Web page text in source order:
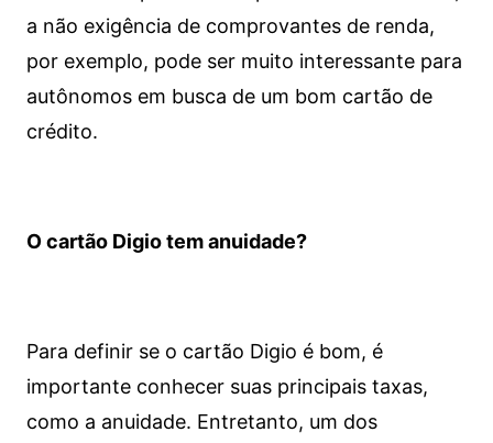
a não exigência de comprovantes de renda,
por exemplo, pode ser muito interessante para
autônomos em busca de um bom cartão de
crédito.
O cartão Digio tem anuidade?
Para definir se o cartão Digio é bom, é
importante conhecer suas principais taxas,
como a anuidade. Entretanto, um dos